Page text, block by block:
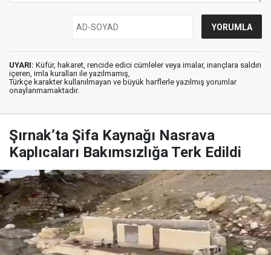
UYARI: Küfür, hakaret, rencide edici cümleler veya imalar, inançlara saldırı
içeren, imla kuralları ile yazılmamış,
Türkçe karakter kullanılmayan ve büyük harflerle yazılmış yorumlar
onaylanmamaktadır.
Şırnak’ta Şifa Kaynağı Nasrava
Kaplıcaları Bakımsızlığa Terk Edildi